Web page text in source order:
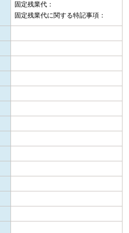
固定残業代：
固定残業代に関する特記事項：